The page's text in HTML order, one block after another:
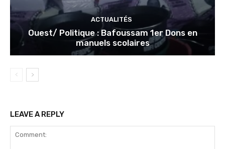
ACTUALITÉS
Ouest/ Politique : Bafoussam 1er Dons en
manuels scolaires
LEAVE A REPLY